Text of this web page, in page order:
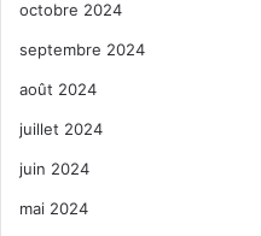
octobre 2024
septembre 2024
août 2024
juillet 2024
juin 2024
mai 2024